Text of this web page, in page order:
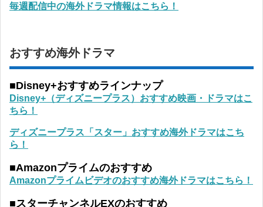
毎週配信中の海外ドラマ情報はこちら！
おすすめ海外ドラマ
■Disney+おすすめラインナップ
Disney+（ディズニープラス）おすすめ映画・ドラマはこ
ちら！
ディズニープラス「スター」おすすめ海外ドラマはこち
ら！
■Amazonプライムのおすすめ
Amazonプライムビデオのおすすめ海外ドラマはこちら！
■スターチャンネルEXのおすすめ